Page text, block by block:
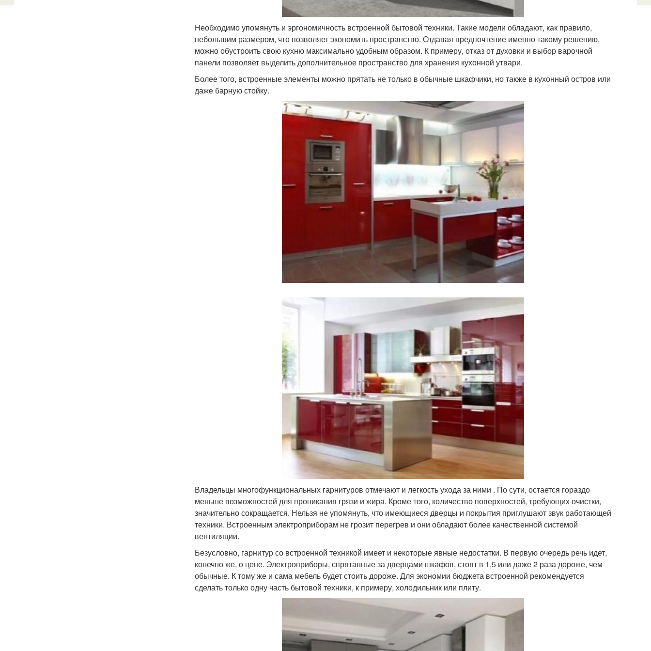
Необходимо упомянуть и эргономичность встроенной бытовой техники. Такие модели обладают, как правило,
небольшим размером, что позволяет экономить пространство. Отдавая предпочтение именно такому решению,
можно обустроить свою кухню максимально удобным образом. К примеру, отказ от духовки и выбор варочной
панели позволяет выделить дополнительное пространство для хранения кухонной утвари.
Более того, встроенные элементы можно прятать не только в обычные шкафчики, но также в кухонный остров или
даже барную стойку.
Владельцы многофункциональных гарнитуров отмечают и легкость ухода за ними . По сути, остается гораздо
меньше возможностей для проникания грязи и жира. Кроме того, количество поверхностей, требующих очистки,
значительно сокращается. Нельзя не упомянуть, что имеющиеся дверцы и покрытия приглушают звук работающей
техники. Встроенным электроприборам не грозит перегрев и они обладают более качественной системой
вентиляции.
Безусловно, гарнитур со встроенной техникой имеет и некоторые явные недостатки. В первую очередь речь идет,
конечно же, о цене. Электроприборы, спрятанные за дверцами шкафов, стоят в 1,5 или даже 2 раза дороже, чем
обычные. К тому же и сама мебель будет стоить дороже. Для экономии бюджета встроенной рекомендуется
сделать только одну часть бытовой техники, к примеру, холодильник или плиту.